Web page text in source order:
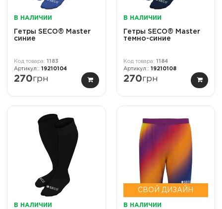
В НАЛИЧИИ
Гетры SECO® Master
синие
1183
19210104
270грн
В НАЛИЧИИ
Гетры SECO® Master
темно-синие
1184
19210108
270грн
В НАЛИЧИИ
СВОЙ ДИЗАЙН
В НАЛИЧИИ